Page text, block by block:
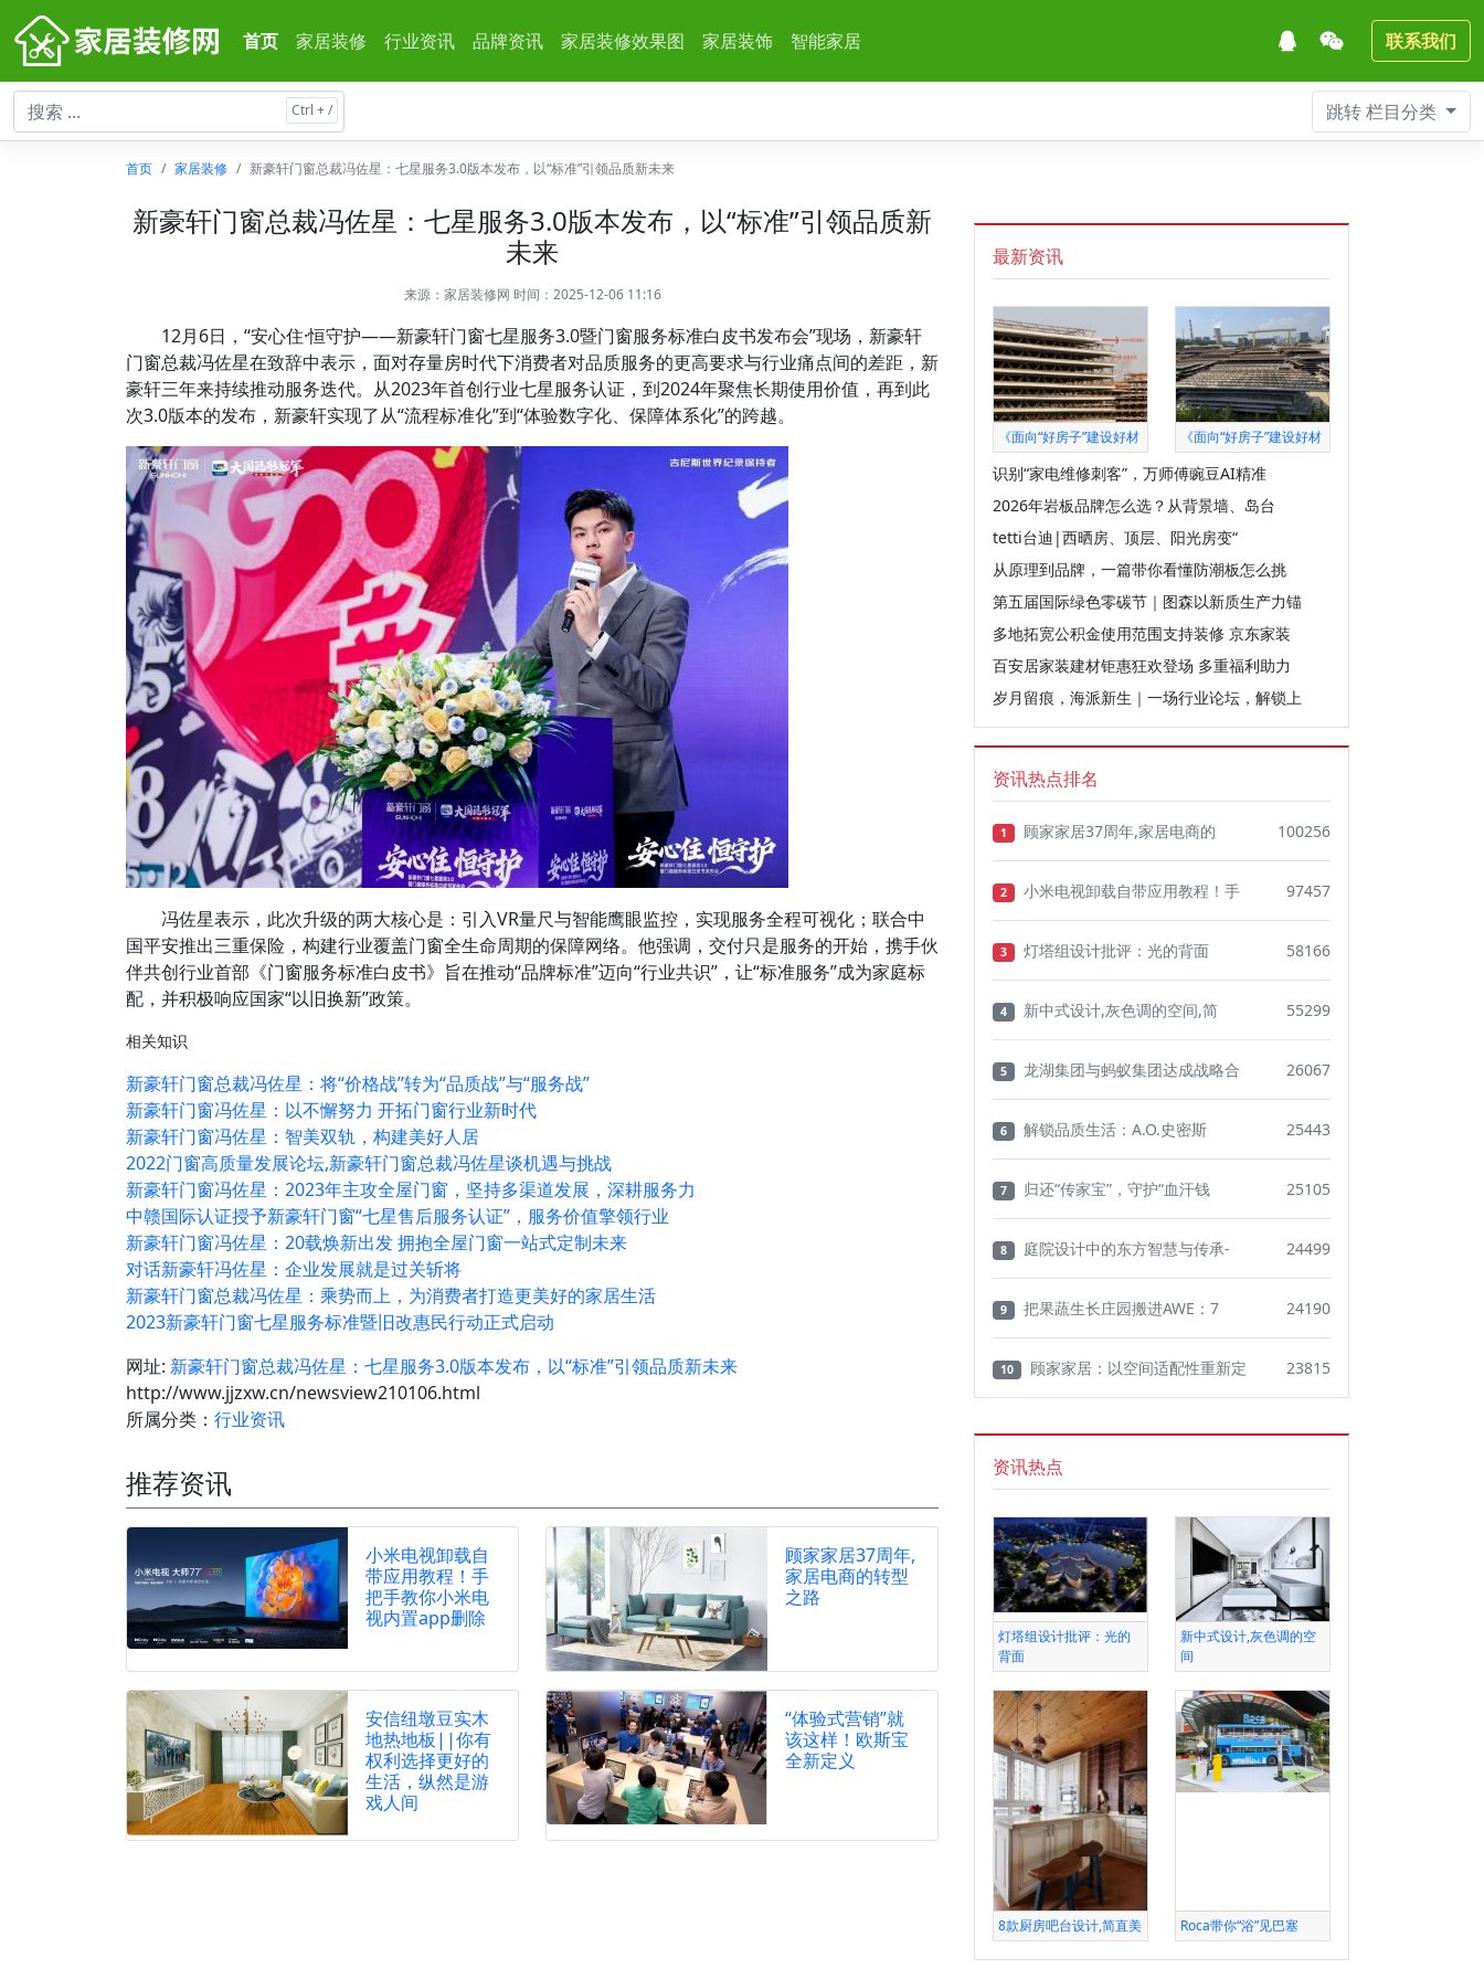
首页 家居装修 行业资讯 品牌资讯 家居装修效果图 家居装饰 智能家居 联系我们
跳转栏目分类
首页 家居装修 新豪轩门窗总裁冯佐星：七星服务3.0版本发布，以“标准”引领品质新未来
新豪轩门窗总裁冯佐星：七星服务3.0版本发布，以“标准”引领品质新
未来
来源： 家居装修网 时间：2025-12-06 11:16
12月6日，“安心住·恒守护——新豪轩门窗七星服务3.0暨门窗服务标准白皮书发布会”现场，新豪轩
门窗总裁冯佐星在致辞中表示，面对存量房时代下消费者对品质服务的更高要求与行业痛点间的差距，新
豪轩三年来持续推动服务迭代。从2023年首创行业七星服务认证，到2024年聚焦长期使用价值，再到此
次3.0版本的发布，新豪轩实现了从“流程标准化”到“体验数字化、保障体系化”的跨越。
冯佐星表示，此次升级的两大核心是：引入VR量尺与智能鹰眼监控，实现服务全程可视化；联合中
国平安推出三重保险，构建行业覆盖门窗全生命周期的保障网络。他强调，交付只是服务的开始，携手伙
伴共创行业首部《门窗服务标准白皮书》旨在推动“品牌标准”迈向“行业共识”，让“标准服务”成为家庭标
配，并积极响应国家“以旧换新”政策。
相关知识
新豪轩门窗总裁冯佐星：将“价格战”转为“品质战”与“服务战”
新豪轩门窗冯佐星：以不懈努力 开拓门窗行业新时代
新豪轩门窗冯佐星：智美双轨，构建美好人居
2022门窗高质量发展论坛,新豪轩门窗总裁冯佐星谈机遇与挑战
新豪轩门窗冯佐星：2023年主攻全屋门窗，坚持多渠道发展，深耕服务力
中赣国际认证授予新豪轩门窗“七星售后服务认证”，服务价值擎领行业
新豪轩门窗冯佐星：20载焕新出发 拥抱全屋门窗一站式定制未来
对话新豪轩冯佐星：企业发展就是过关斩将
新豪轩门窗总裁冯佐星：乘势而上，为消费者打造更美好的家居生活
2023新豪轩门窗七星服务标准暨旧改惠民行动正式启动
网址: 新豪轩门窗总裁冯佐星：七星服务3.0版本发布，以“标准”引领品质新未来
http://www.jjzxw.cn/newsview210106.html
所属分类： 行业资讯
推荐资讯
小米电视卸载自
带应用教程！手
把手教你小米电
视内置app删除
顾家家居37周年,
家居电商的转型
之路
安信纽墩豆实木
地热地板||你有
权利选择更好的
生活，纵然是游
戏人间
“体验式营销”就
该这样！欧斯宝
全新定义
最新资讯
《面向“好房子”建设好材 《面向“好房子”建设好材
识别“家电维修刺客”，万师傅豌豆AI精准
2026年岩板品牌怎么选？从背景墙、岛台
tetti台迪|西晒房、顶层、阳光房变“
从原理到品牌，一篇带你看懂防潮板怎么挑
第五届国际绿色零碳节｜图森以新质生产力锚
多地拓宽公积金使用范围支持装修 京东家装
百安居家装建材钜惠狂欢登场 多重福利助力
岁月留痕，海派新生｜一场行业论坛，解锁上
资讯热点排名
1 顾家家居37周年,家居电商的 100256
2 小米电视卸载自带应用教程！手 97457
3 灯塔组设计批评：光的背面 58166
4 新中式设计,灰色调的空间,简 55299
5 龙湖集团与蚂蚁集团达成战略合 26067
6 解锁品质生活：A.O.史密斯 25443
7 归还“传家宝”，守护“血汗钱 25105
8 庭院设计中的东方智慧与传承- 24499
9 把果蔬生长庄园搬进AWE：7 24190
10 顾家家居：以空间适配性重新定 23815
资讯热点
灯塔组设计批评：光的
背面
新中式设计,灰色调的空
间
8款厨房吧台设计,简直美 Roca带你“浴”见巴塞